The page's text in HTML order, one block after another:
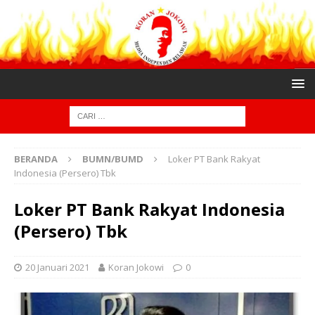
BERANDA BUMN/BUMD
Loker PT Bank Rakyat
Indonesia (Persero) Tbk
Loker PT Bank Rakyat Indonesia
(Persero) Tbk
20 Januari 2021 Koran Jokowi 0